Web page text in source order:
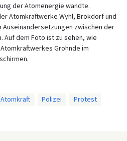
der Atomenergie wandte.
Atomkraftwerke Wyhl, Brokdorf und
zwischen der
Auf dem Foto ist zu sehen, wie
Grohnde im
Atomkraft Polizei
Protest